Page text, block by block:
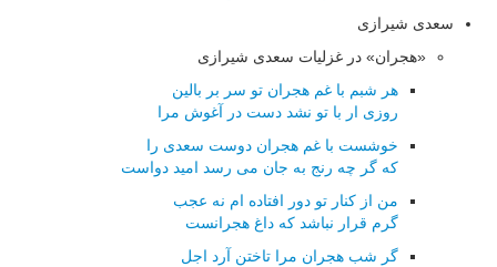
سعدی شیرازی
«هجران» در غزلیات سعدی شیرازی
هر شبم با غم هجران تو سر بر بالین
روزی ار با تو نشد دست در آغوش مرا
خوشست با غم هجران دوست سعدی را
که گر چه رنج به جان می رسد امید دواست
من از کنار تو دور افتاده ام نه عجب
گرم قرار نباشد که داغ هجرانست
گر شب هجران مرا تاختن آرد اجل